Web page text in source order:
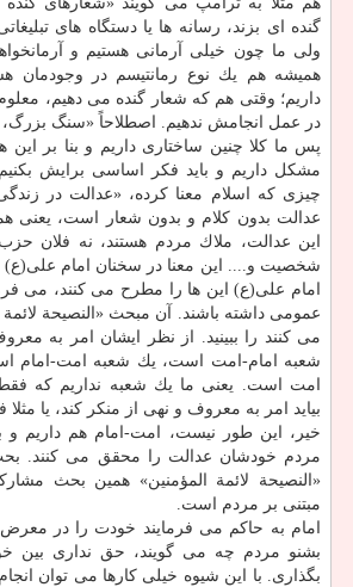
گنده ای بزند، رسانه ها یا دستگاه های
ولی ما چون خیلی آرمانی هستیم و
همیشه هم یك نوع رمانتیسم در وجودمان
داریم؛ وقتی هم كه شعار گنده می دهیم،
در عمل انجامش ندهیم. اصطلاحاً «سنگ
پس ما كلا چنین ساختاری داریم و بنا بر
مشكل داریم و باید فكر اساسی برایش
چیزی كه اسلام معنا كرده، «عدالت در
عدالت بدون كلام و بدون شعار است، یعنی
این عدالت، ملاك مردم هستند، نه فلان
شخصیت و.... این معنا در سخنان امام علی(ع)
امام علی(ع) این ها را مطرح می كنند، می
عمومی داشته باشند. آن مبحث «النصیحة
می كنند را ببینید. از نظر ایشان امر به
شعبه امام-امت است، یك شعبه امت-امام
امت است. یعنی ما یك شعبه نداریم كه
بیاید امر به معروف و نهی از منكر كند، یا
خیر، این طور نیست، امت-امام هم داریم
مردم خودشان عدالت را محقق می كنند. بحث
«النصیحة لائمة المؤمنین» همین بحث
مبتنی بر مردم است.
امام به حاكم می فرمایند خودت را در معرض
بشنو مردم چه می گویند، حق نداری بین
بگذاری. با این شیوه خیلی كارها می توان انجام